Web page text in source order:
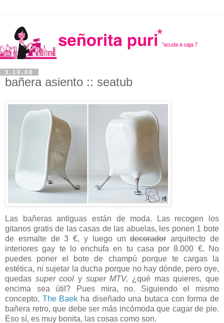
3.10.08
bañera asiento :: seatub
Las bañeras antiguas están de moda. Las recogen los
gitanos gratis de las casas de las abuelas, les ponen 1 bote
de esmalte de 3 €, y luego undecoradorarquitecto de
interiores gay te lo enchufa en tu casa por 8.000 €. No
puedes poner el bote de champú porque te cargas la
estética, ni sujetar la ducha porque no hay dónde, pero oye,
quedas super cooly super MTV, ¿qué mas quieres, que
encima sea útil? Pues mira, no. Siguiendo el mismo
concepto, The Baek ha diseñado una butaca con forma de
bañera retro, que debe ser más incómoda que cagar de pie.
Eso sí, es muy bonita, las cosas como son.